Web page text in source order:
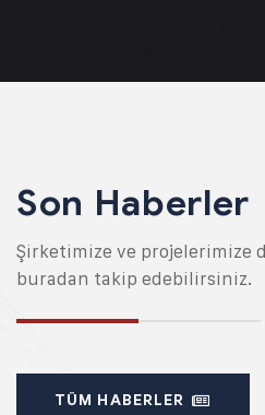
Son Haberler
Şirketimize ve projelerimize
buradan takip edebilirsiniz.
TÜM HABERLER